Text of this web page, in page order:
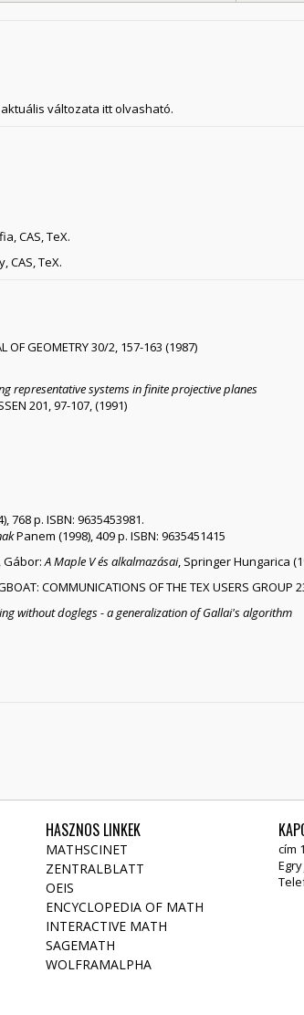
változata itt olvasható.
CAS, TeX.
TeX.
OF GEOMETRY 30/2, 157-163 (1987)
representative systems in finite projective planes
201, 97-107, (1991)
768 p. ISBN: 9635453981.
Panem (1998), 409 p. ISBN: 9635451415
Gábor:A Maple V és alkalmazásai, Springer Hungarica
COMMUNICATIONS OF THE TEX USERS GROUP
without doglegs - a generalization of Gallai's algorithm
HASZNOS LINKEK
MATHSCINET
ZENTRALBLATT
OEIS
ENCYCLOPEDIA OF MATH
INTERACTIVE MATH
SAGEMATH
WOLFRAMALPHA
cím